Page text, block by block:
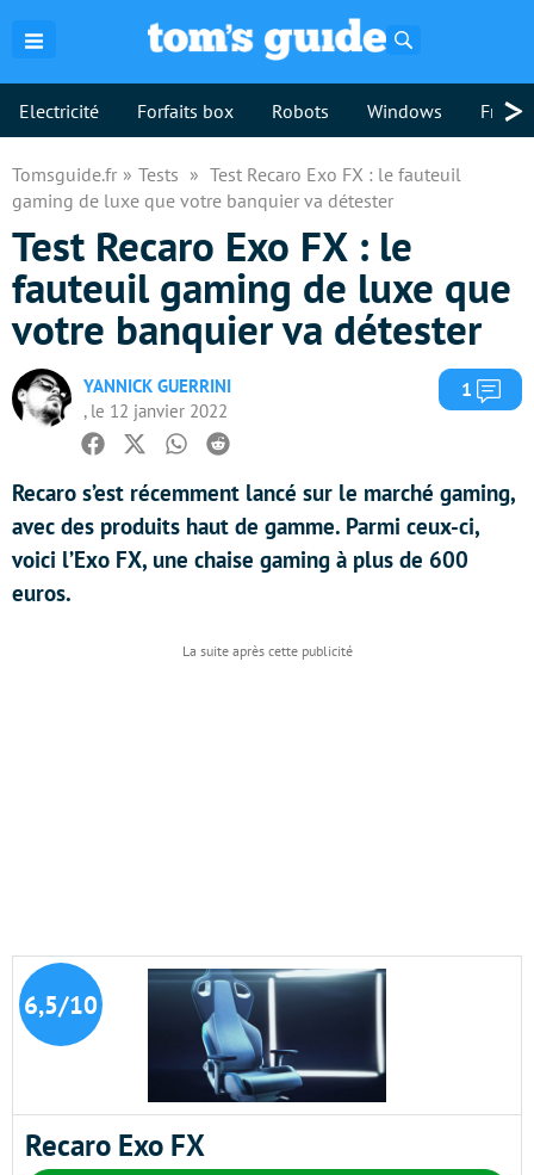
Electricité Forfaits box Robots Windows >
Tomsguide.fr Tests
Test Recaro Exo FX : le fauteuil
gaming de luxe que votre banquier va détester
Test Recaro Exo FX : le
fauteuil gaming de luxe que
votre banquier va détester
YANNICK GUERRINI
, le 12 janvier 2022
1
Facebook
TwitterWhatsapp
Reddit
Recaro s’est récemment lancé sur le marché gaming,
avec des produits haut de gamme. Parmi ceux-ci,
voici l’Exo FX, une chaise gaming à plus de 600
euros.
6,5/10
Recaro Exo FX